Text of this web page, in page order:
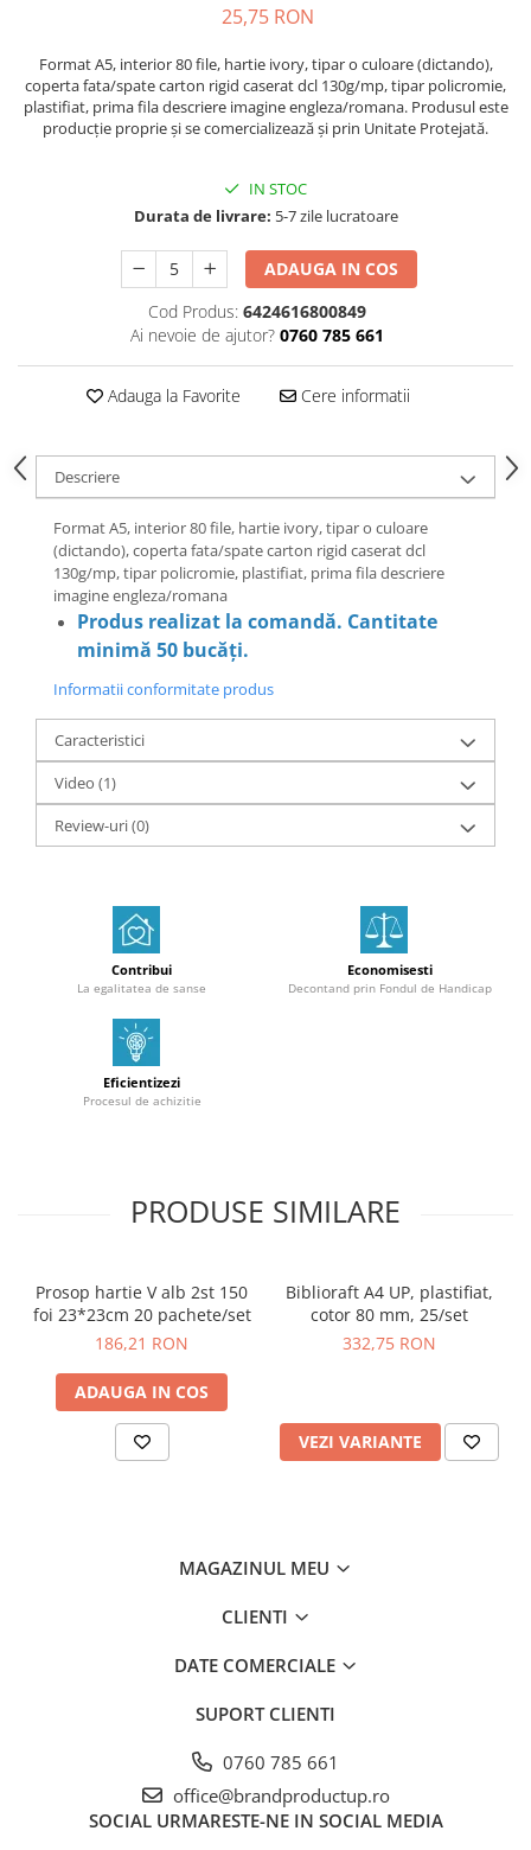
25,75 RON
Format A5, interior 80 file, hartie ivory, tipar o culoare (dictando),
coperta fata/spate carton rigid caserat dcl 130g/mp, tipar policromie,
plastifiat, prima fila descriere imagine engleza/romana. Produsul este
producție proprie și se comercializează și prin Unitate Protejată.
IN STOC
Durata de livrare: 5-7 zile lucratoare
ADAUGA IN COS
Cod Produs: 6424616800849
Ai nevoie de ajutor? 0760 785 661
Adauga la Favorite Cere informatii
Descriere
Format A5, interior 80 file, hartie ivory, tipar o culoare
(dictando), coperta fata/spate carton rigid caserat dcl
130g/mp, tipar policromie, plastifiat, prima fila descriere
imagine engleza/romana
Produs realizat la comandă. Cantitate
minimă 50 bucăți.
Informatii conformitate produs
Caracteristici
Video (1)
Review-uri(0)
Contribui
La egalitatea de sanse
Economisesti
Decontand prin Fondul de Handicap
Eficientizezi
Procesul de achizitie
PRODUSE SIMILARE
Prosop hartie V alb 2st 150
foi 23*23cm 20 pachete/set
186,21 RON
ADAUGA IN COS
Biblioraft A4 UP, plastifiat,
cotor 80 mm, 25/set
332,75 RON
VEZI VARIANTE
MAGAZINUL MEU
CLIENTI
DATE COMERCIALE
SUPORT CLIENTI
0760 785 661
office@brandproductup.ro
SOCIAL URMARESTE-NE IN SOCIAL MEDIA